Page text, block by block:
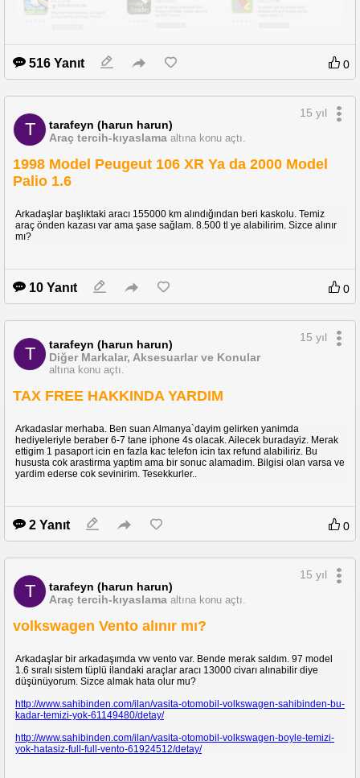
Ekran kartım var hd5870 1gb 256 bit bu yeterli olur mu?
2. GÜN
516 Yanıt 0
T
tarafeyn (harun harun)
Araç tercih-kıyaslama altına konu açtı.
15 yıl
1998 Model Peugeut 106 XR Ya da 2000 Model
Palio 1.6
Arkadaşlar başlıktaki aracı 155000 km alındığından beri kaskolu. Temiz
araç önden kazası var ama şase sağlam. 8.500 tl ye alabilirim. Sizce alınır
mı?
10 Yanıt 0
T
tarafeyn (harun harun)
Diğer Markalar, Aksesuarlar ve Konular
altına konu açtı.
15 yıl
TAX FREE HAKKINDA YARDIM
Arkadaslar merhaba. Ben suan Almanya`dayim gelirken yanimda
hediyeleriyle beraber 6-7 tane iphone 4s olacak. Ailecek buradayiz. Merak
ettigim 1 pasaport icin en fazla kac telefon icin tax refund alabiliriz. Bu
hususta cok arastirma yaptim ama bir sonuc alamadim. Bilgisi olan varsa ve
yardim ederse cok sevinirim. Tesekkurler..
2 Yanıt 0
T
tarafeyn (harun harun)
Araç tercih-kıyaslama altına konu açtı.
15 yıl
volkswagen Vento alınır mı?
Arkadaşlar bir arkadaşımda vw vento var. Bende merak saldım. 97 model
1.6 sıralı sistem tüplü ilandaki araçlar aracı 13000 civarı alınabilir diye
düşünüyorum. Sizce almak hata olur mu?
http://www.sahibinden.com/ilan/vasita-otomobil-volkswagen-sahibinden-bu-
kadar-temizi-yok-61149480/detay/
http://www.sahibinden.com/ilan/vasita-otomobil-volkswagen-boyle-temizi-
yok-hatasiz-full-full-vento-61924512/detay/